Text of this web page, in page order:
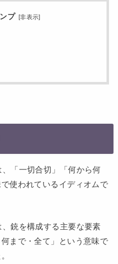
プ [非表示]
、「一切合切」「何から何
使われているイディオムで
、銃を構成する主要な要素
まで・全て」という意味で